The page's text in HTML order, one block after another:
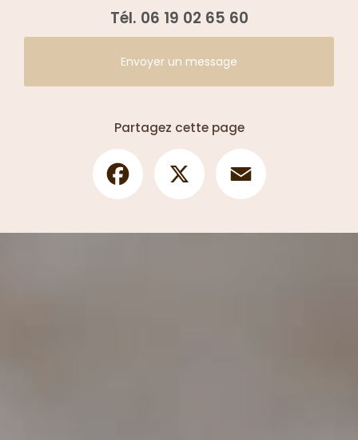
Tél. 06 19 02 65 60
Envoyer un message
Partagez cette page
Facebook